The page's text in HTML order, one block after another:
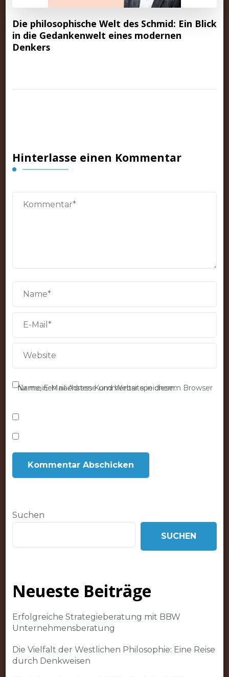
Die philosophische Welt des Schmid: Ein Blick
in die Gedankenwelt eines modernen
Denkers
Hinterlasse einen Kommentar
Name, E-Mail-Adresse und Website in diesem Browser für meinen nächsten Kommentar speichern.
Suchen
SUCHEN
Neueste Beiträge
Erfolgreiche Strategieberatung mit BBW
Unternehmensberatung
Die Vielfalt der Westlichen Philosophie: Eine Reise
durch Denkweisen